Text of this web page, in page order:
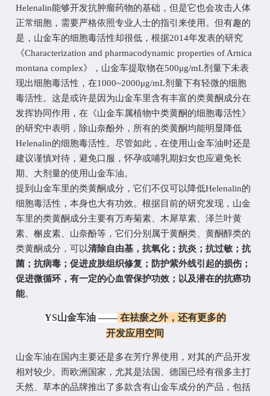
Helenalin能够开发抗肿瘤药物的基础，但是它也会攻击人体
正常细胞，需要严格依照专业人士的指引来使用。 但有趣的
是，山金车的细胞毒活性却很低，根据2014年发表的研究
《Characterization and pharmacodynamic properties of Arnica
montana complex》，山金车提取物在500μg/mL剂量下未表
现出细胞毒活性，在1000~2000μg/mL剂量下有轻微的细胞
毒活性。这是或许是因为山金车里含有丰富的类黄酮成分在
发挥协同作用，在《山金车属植物中类黄酮的细胞毒活性》
的研究中表明， 除山奈酚外，所有的类黄酮均能明显降低
Helenalin的细胞毒活性。尽管如此，在使用山金车油时还是
建议谨慎对待，避免口服，怀孕或哺乳期妇女也应避免长
期、大剂量的使用山金车油。
提到山金车里的类黄酮成分，它们不仅可以降低Helenalin的
细胞毒活性 ，本身也大有功效。根据目前的研究发现，山金
车里的类黄酮成分主要有万寿菊素、木犀草素、泽兰叶黄
素、槲皮素、山奈酚等，它们分别属于黄酮类、黄酮醇类的
类黄酮成分，可以清除自由基，抗氧化；抗炎；抗过敏；抗
菌；抗病毒；促进皮肤组织修复；防护紫外线引起的损伤；
促进微循环，有一定的心血管保护功效；以及潜在的抗癌功
能。
YS山金车油 ——在祛瘀之外，还有更多的
开发应用空间
山金车油在国内主要还是多在芳疗界使用，对其的产品开发
相对较少。而欧洲国家，尤其是法国、德国已经有很多主打
天然、草本的品牌推出了多款含有山金车成分的产品，包括